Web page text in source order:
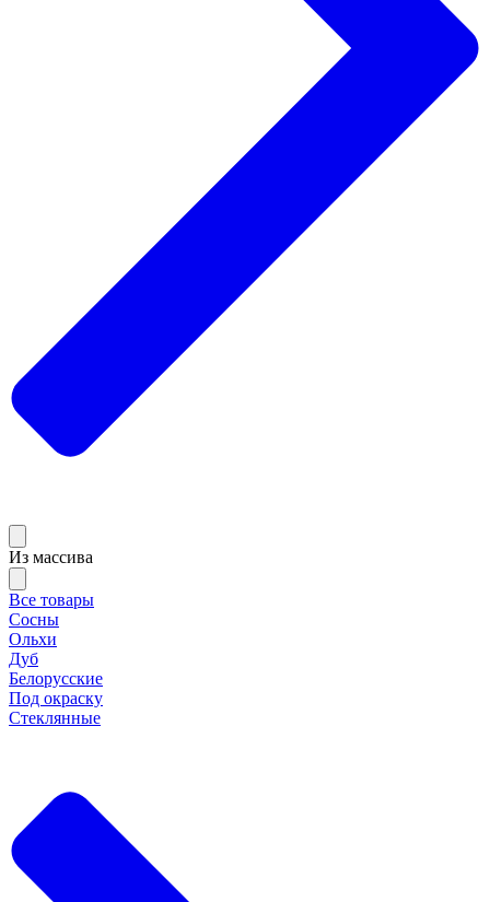
Из массива
Все товары
Сосны
Ольхи
Дуб
Белорусские
Под окраску
Стеклянные